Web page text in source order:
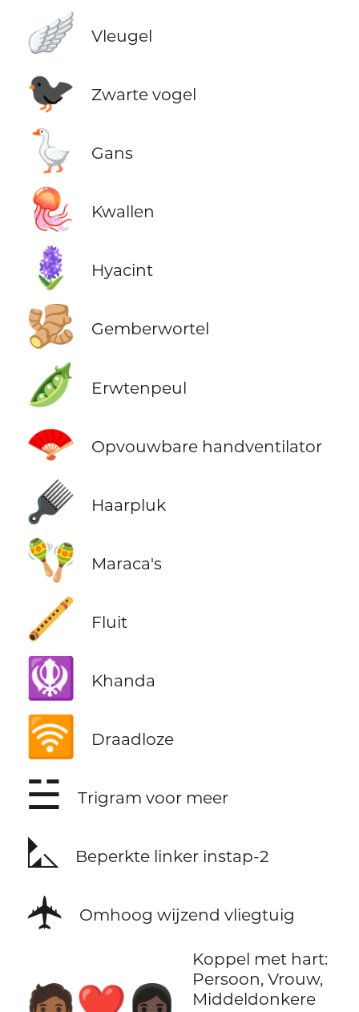
🪽 Vleugel
🐦‍⬛ Zwarte vogel
🪿 Gans
🪼 Kwallen
🪻 Hyacint
🫚 Gemberwortel
🫛 Erwtenpeul
🪭 Opvouwbare handventilator
🪮 Haarpluk
🪇 Maraca's
🪈 Fluit
🪯 Khanda
🛜 Draadloze
☱ Trigram voor meer
⛡ Beperkte linker instap-2
🛧 Omhoog wijzend vliegtuig
Koppel met hart:
Persoon, Vrouw,
Middeldonkere